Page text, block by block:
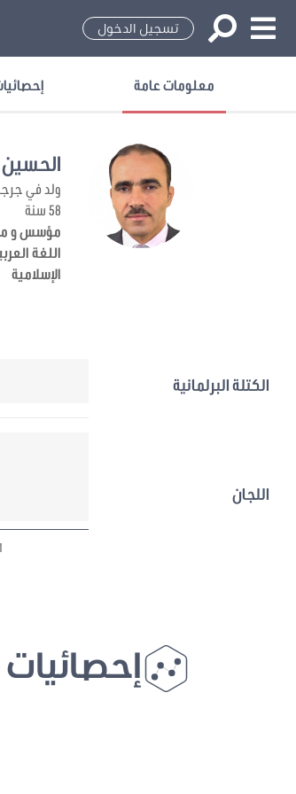
تسجيل الدخول
معلومات عامة
ولد في
58 سنة
مؤسس و
اللغة
الإسلامية
الكتلة البرلمانية
اللجان
إحصائيات